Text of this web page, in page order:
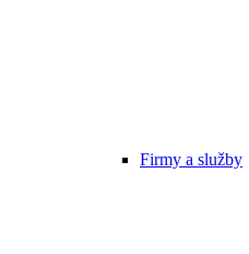
Firmy a služby